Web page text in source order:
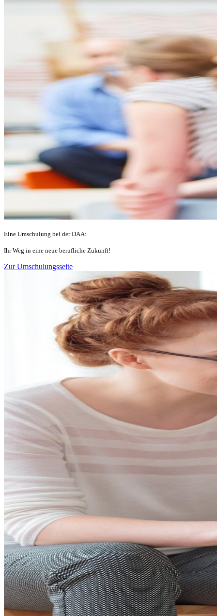
Eine Umschulung bei der DAA:
Ihr Weg in eine neue berufliche Zukunft!
Zur Umschulungsseite